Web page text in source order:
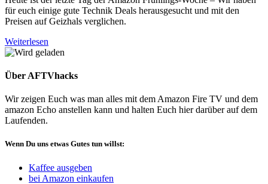
für euch einige gute Technik Deals herausgesucht und mit den
Preisen auf Geizhals verglichen.
Weiterlesen
Über AFTVhacks
Wir zeigen Euch was man alles mit dem Amazon Fire TV und dem
amazon Echo anstellen kann und halten Euch hier darüber auf dem
Laufenden.
Wenn Du uns etwas Gutes tun willst:
Kaffee ausgeben
bei Amazon einkaufen